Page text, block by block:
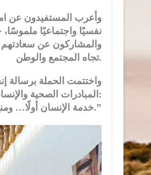
وأعرب المستفيدون عن
نفسيًا واجتماعيًا
والمشاركون عن سعادتهم
تجاه المجتمع والوطن.
واختتمت الحملة برسالة
المبادرات الصحية والإنسانية المستقبلية، ليبقى شعار الحملة راسخًا في أذهان الجميع:
“خدمة الإنسان أولًا… ومنح البصر والأمل لكل من يحتاج.”